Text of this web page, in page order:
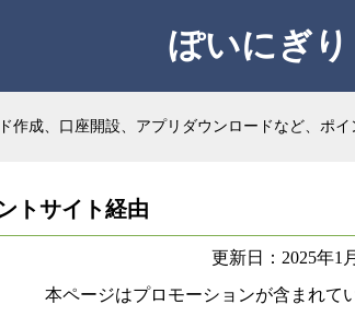
ぽいにぎり
作成、口座開設、アプリダウンロードなど、ポ
トサイト経由
更新日：2025年1
本ページはプロモーションが含まれて